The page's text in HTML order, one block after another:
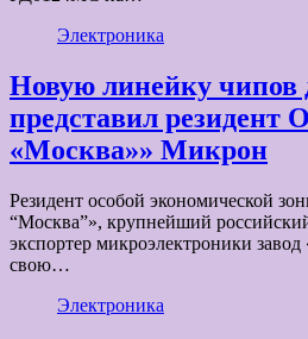
Электроника
Новую линейку чипов
представил резидент
«Москва»» Микрон
Резидент особой экономической
“Москва”», крупнейший
экспортер микроэлектроники
свою…
Электроника